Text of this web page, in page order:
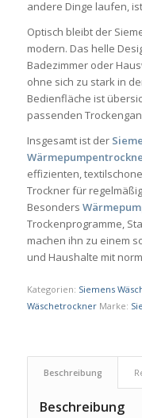
andere Dinge laufen,
Optisch bleibt der
modern. Das helle
Badezimmer oder
ohne sich zu stark in
Bedienfläche ist
passenden
Insgesamt ist der
effizienten,
Trockner für
Besonders
Trockenprogramme,
machen ihn zu einem
und Haushalte mit
Kategorien: Siemens
Wäschetrockner Marke:
Beschreibung
Beschreibung